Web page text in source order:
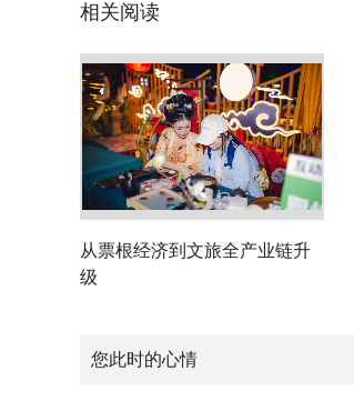
相关阅读
从票根经济到文旅全产业链升
级
您此时的心情